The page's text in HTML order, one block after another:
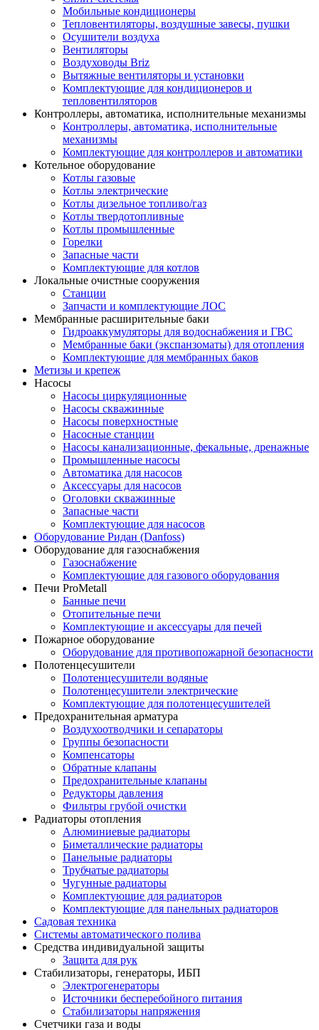
Мобильные кондиционеры
Тепловентиляторы, воздушные завесы, пушки
Осушители воздуха
Вентиляторы
Воздуховоды Briz
Вытяжные вентиляторы и установки
Комплектующие для кондиционеров и
тепловентиляторов
Контроллеры, автоматика, исполнительные механизмы
Контроллеры, автоматика, исполнительные
механизмы
Комплектующие для контроллеров и автоматики
Котельное оборудование
Котлы газовые
Котлы электрические
Котлы дизельное топливо/газ
Котлы твердотопливные
Котлы промышленные
Горелки
Запасные части
Комплектующие для котлов
Локальные очистные сооружения
Станции
Запчасти и комплектующие ЛОС
Мембранные расширительные баки
Гидроаккумуляторы для водоснабжения и ГВС
Мембранные баки (экспанзоматы) для отопления
Комплектующие для мембранных баков
Метизы и крепеж
Насосы
Насосы циркуляционные
Насосы скважинные
Насосы поверхностные
Насосные станции
Насосы канализационные, фекальные, дренажные
Промышленные насосы
Автоматика для насосов
Аксессуары для насосов
Оголовки скважинные
Запасные части
Комплектующие для насосов
Оборудование Ридан (Danfoss)
Оборудование для газоснабжения
Газоснабжение
Комплектующие для газового оборудования
Печи ProMetall
Банные печи
Отопительные печи
Комплектующие и аксессуары для печей
Пожарное оборудование
Оборудование для противопожарной безопасности
Полотенцесушители
Полотенцесушители водяные
Полотенцесушители электрические
Комплектующие для полотенцесушителей
Предохранительная арматура
Воздухоотводчики и сепараторы
Группы безопасности
Компенсаторы
Обратные клапаны
Предохранительные клапаны
Редукторы давления
Фильтры грубой очистки
Радиаторы отопления
Алюминиевые радиаторы
Биметаллические радиаторы
Панельные радиаторы
Трубчатые радиаторы
Чугунные радиаторы
Комплектующие для радиаторов
Комплектующие для панельных радиаторов
Садовая техника
Системы автоматического полива
Средства индивидуальной защиты
Защита для рук
Стабилизаторы, генераторы, ИБП
Электрогенераторы
Источники бесперебойного питания
Стабилизаторы напряжения
Счетчики газа и воды